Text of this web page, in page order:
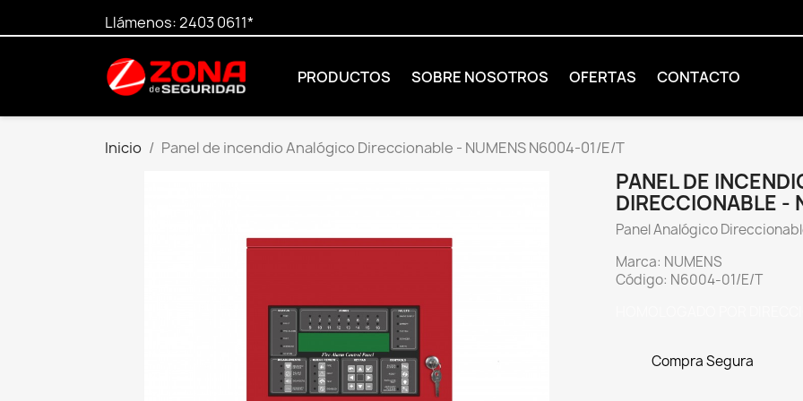
Llámenos:2403 0611*
PRODUCTOS SOBRE NOSOTROS OFERTAS CONTACTO
Inicio Panel de incendio Analógico Direccionable - NUMENS N6004-01/E/T
PANEL DE
DIRECCIONABLE
Panel Analógico
Marca: NUMENS
Código: N6004-01/E/T
Compra Segura